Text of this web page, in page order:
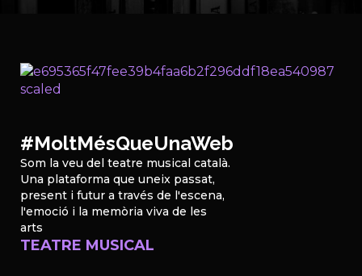
#MoltMésQueUnaWeb
Som la veu del teatre musical català.
Una plataforma que uneix passat,
present i futur a través de l'escena,
l'emoció i la memòria viva de les
arts
TEATRE MUSICAL